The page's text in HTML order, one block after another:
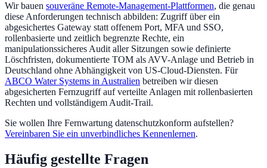
Wir bauen souveräne Remote-Management-Plattformen, die genau
diese Anforderungen technisch abbilden: Zugriff über ein
abgesichertes Gateway statt offenem Port, MFA und SSO,
rollenbasierte und zeitlich begrenzte Rechte, ein
manipulationssicheres Audit aller Sitzungen sowie definierte
Löschfristen, dokumentierte TOM als AVV-Anlage und Betrieb in
Deutschland ohne Abhängigkeit von US-Cloud-Diensten. Für
ABCO Water Systems in Australien betreiben wir diesen
abgesicherten Fernzugriff auf verteilte Anlagen mit rollenbasierten
Rechten und vollständigem Audit-Trail.
Sie wollen Ihre Fernwartung datenschutzkonform aufstellen?
Vereinbaren Sie ein unverbindliches Kennenlernen.
Häufig gestellte Fragen